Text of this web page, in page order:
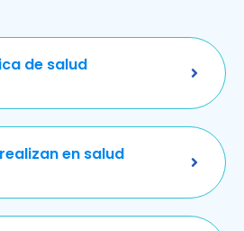
de salud
en salud